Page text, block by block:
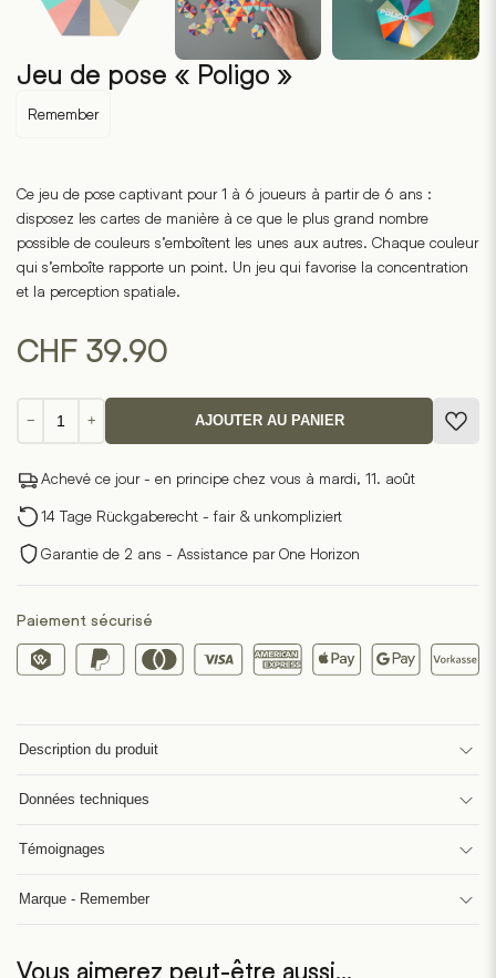
Jeu de pose « Poligo »
Remember
Ce jeu de pose captivant pour 1 à 6 joueurs à partir de 6 ans :
disposez les cartes de manière à ce que le plus grand nombre
possible de couleurs s’emboîtent les unes aux autres. Chaque couleur
qui s’emboîte rapporte un point. Un jeu qui favorise la concentration
et la perception spatiale.
CHF 39.90
−
de
de
Poligo
+ AJOUTER AU PANIER
Achevé ce jour - en principe chez vous à mardi, 11. août
14 Tage Rückgaberecht - fair & unkompliziert
Garantie de 2 ans - Assistance par One Horizon
Paiement sécurisé
Description du produit
Données techniques
Témoignages
Marque - Remember
Vous aimerez peut-être aussi…